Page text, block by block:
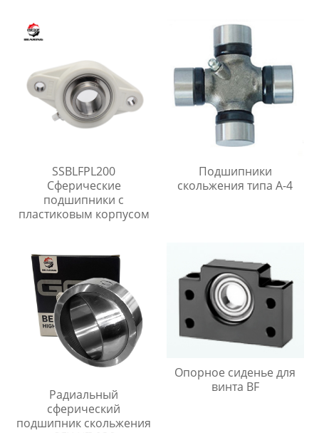
SSBLFPL200
Сферические
подшипники с
пластиковым корпусом
Подшипники
скольжения типа A-4
Радиальный
сферический
подшипник скольжения
Опорное сиденье для
винта BF